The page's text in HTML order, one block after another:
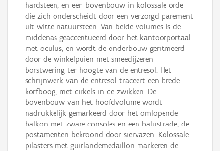
hardsteen, en een bovenbouw in kolossale orde
die zich onderscheidt door een verzorgd parement
uit witte natuursteen. Van beide volumes is de
middenas geaccentueerd door het kantoorportaal
met oculus, en wordt de onderbouw geritmeerd
door de winkelpuien met smeedijzeren
borstwering ter hoogte van de entresol. Het
schrijnwerk van de entresol traceert een brede
korfboog, met cirkels in de zwikken. De
bovenbouw van het hoofdvolume wordt
nadrukkelijk gemarkeerd door het omlopende
balkon met zware consoles en een balustrade, de
postamenten bekroond door siervazen. Kolossale
pilasters met guirlandemedaillon markeren de